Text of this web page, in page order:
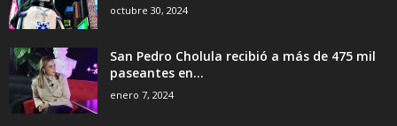
octubre 30, 2024
San Pedro Cholula recibió a más de 475 mil
paseantes en...
enero 7, 2024